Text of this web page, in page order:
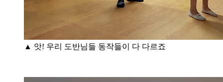
▲ 앗! 우리 도반님들 동작들이 다 다르죠